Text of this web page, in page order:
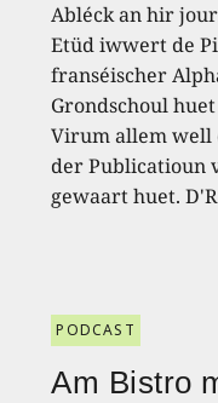
Abléck an hir
Etüd iwwert de
franséischer
Grondschoul
Virum allem well
der Publicatioun
gewaart huet.
PODCAST
Am Bistro